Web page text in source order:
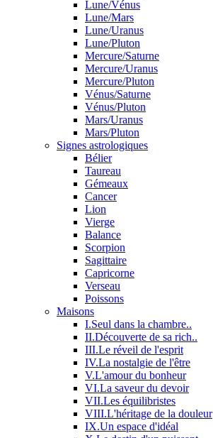
Lune/Vénus
Lune/Mars
Lune/Uranus
Lune/Pluton
Mercure/Saturne
Mercure/Uranus
Mercure/Pluton
Vénus/Saturne
Vénus/Pluton
Mars/Uranus
Mars/Pluton
Signes astrologiques
Bélier
Taureau
Gémeaux
Cancer
Lion
Vierge
Balance
Scorpion
Sagittaire
Capricorne
Verseau
Poissons
Maisons
I.Seul dans la chambre..
II.Découverte de sa rich..
III.Le réveil de l'esprit
IV.La nostalgie de l'être
V.L'amour du bonheur
VI.La saveur du devoir
VII.Les équilibristes
VIII.L'héritage de la douleur
IX.Un espace d'idéal